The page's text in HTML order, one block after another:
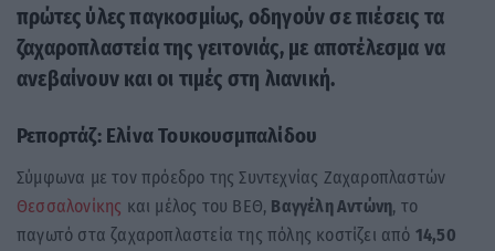
πρώτες ύλες παγκοσμίως, οδηγούν σε πιέσεις τα
ζαχαροπλαστεία της γειτονιάς, με αποτέλεσμα να
ανεβαίνουν και οι τιμές στη λιανική.
Ρεπορτάζ: Ελίνα Τουκουσμπαλίδου
Σύμφωνα με τον πρόεδρο της Συντεχνίας Ζαχαροπλαστών
Θεσσαλονίκης και μέλος του ΒΕΘ, Βαγγέλη Αντώνη, το
παγωτό στα ζαχαροπλαστεία της πόλης κοστίζει από 14,50